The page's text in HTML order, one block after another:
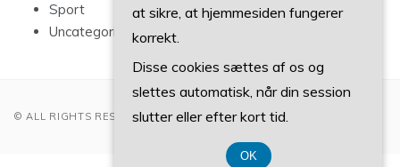
Sport
Uncategorized
© ALL RIGHTS RESERVED 2022
at sikre, at hjemmesiden fungerer
korrekt.
Disse cookies sættes af os og
slettes automatisk, når din session
slutter eller efter kort tid.
OK